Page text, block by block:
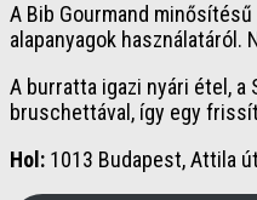
A Bib Gourmand
alapanyagok használatáról.
A burratta igazi nyári étel,
bruschettával, így egy
Hol: 1013 Budapest, Attila